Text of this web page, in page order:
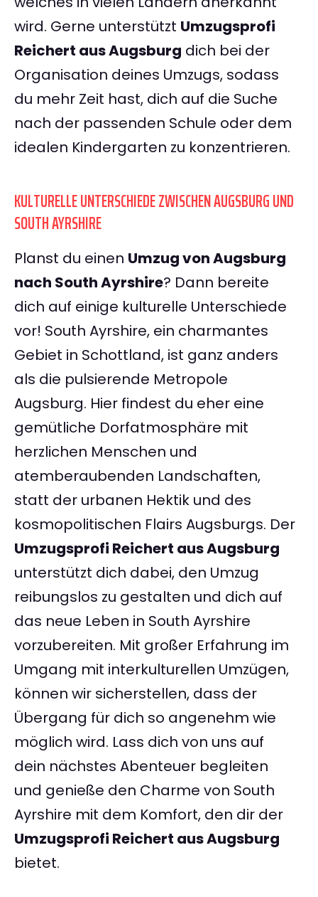
wird. Gerne unterstützt Umzugsprofi
Reichert aus Augsburg dich bei der
Organisation deines Umzugs, sodass
du mehr Zeit hast, dich auf die Suche
nach der passenden Schule oder dem
idealen Kindergarten zu konzentrieren.
KULTURELLE UNTERSCHIEDE ZWISCHEN AUGSBURG UND
SOUTH AYRSHIRE
Planst du einen Umzug von Augsburg
nach South Ayrshire? Dann bereite
dich auf einige kulturelle Unterschiede
vor! South Ayrshire, ein charmantes
Gebiet in Schottland, ist ganz anders
als die pulsierende Metropole
Augsburg. Hier findest du eher eine
gemütliche Dorfatmosphäre mit
herzlichen Menschen und
atemberaubenden Landschaften,
statt der urbanen Hektik und des
kosmopolitischen Flairs Augsburgs. Der
Umzugsprofi Reichert aus Augsburg
unterstützt dich dabei, den Umzug
reibungslos zu gestalten und dich auf
das neue Leben in South Ayrshire
vorzubereiten. Mit großer Erfahrung im
Umgang mit interkulturellen Umzügen,
können wir sicherstellen, dass der
Übergang für dich so angenehm wie
möglich wird. Lass dich von uns auf
dein nächstes Abenteuer begleiten
und genieße den Charme von South
Ayrshire mit dem Komfort, den dir der
Umzugsprofi Reichert aus Augsburg
bietet.